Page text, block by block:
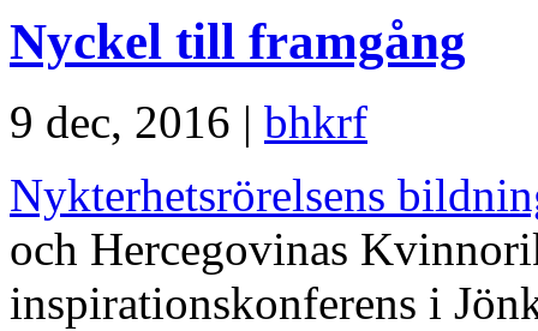
Nyckel till framgång
9 dec, 2016 | bhkrf
Nykterhetsrörelsens
och Hercegovinas
inspirationskonferens i